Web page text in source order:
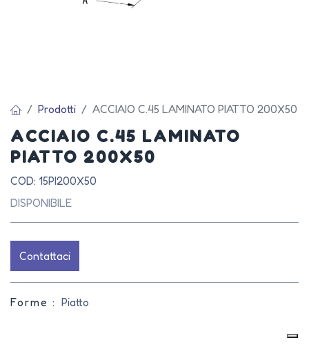
Prodotti ACCIAIO C.45 LAMINATO PIATTO 200X50
ACCIAIO C.45 LAMINATO
PIATTO 200X50
COD: 15PI200X50
DISPONIBILE
Contattaci
Forme : Piatto